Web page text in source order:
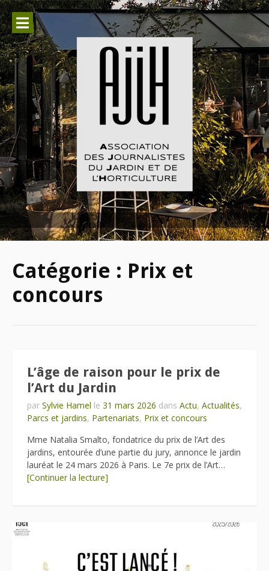
Aller
au
contenu
Association des Journalistes du
Jardin et de l'Horticulture
Catégorie : Prix et
concours
L’âge de raison pour le prix de
l’Art du Jardin
par Sylvie Hamel le 31 mars 2026 dans Actu, Actualités,
Parcs et jardins, Partenariats, Prix et concours
Mme Natalia Smalto, fondatrice du prix de l’Art des
jardins, entourée d’une partie du jury, annonce le jardin
lauréat le 24 mars 2026 à Paris. Le 7e prix de l’Art…
[Continuer la lecture]